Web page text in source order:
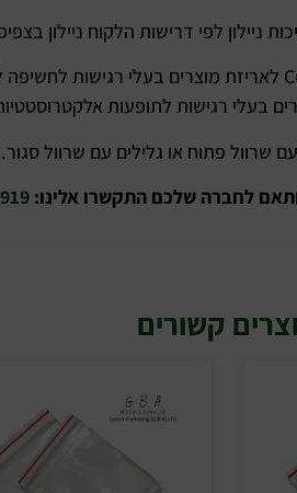
בעלי רגישות לתופעות
קשורים